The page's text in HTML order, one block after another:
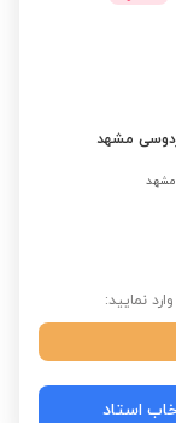
مشهد
نمایید:
استاد